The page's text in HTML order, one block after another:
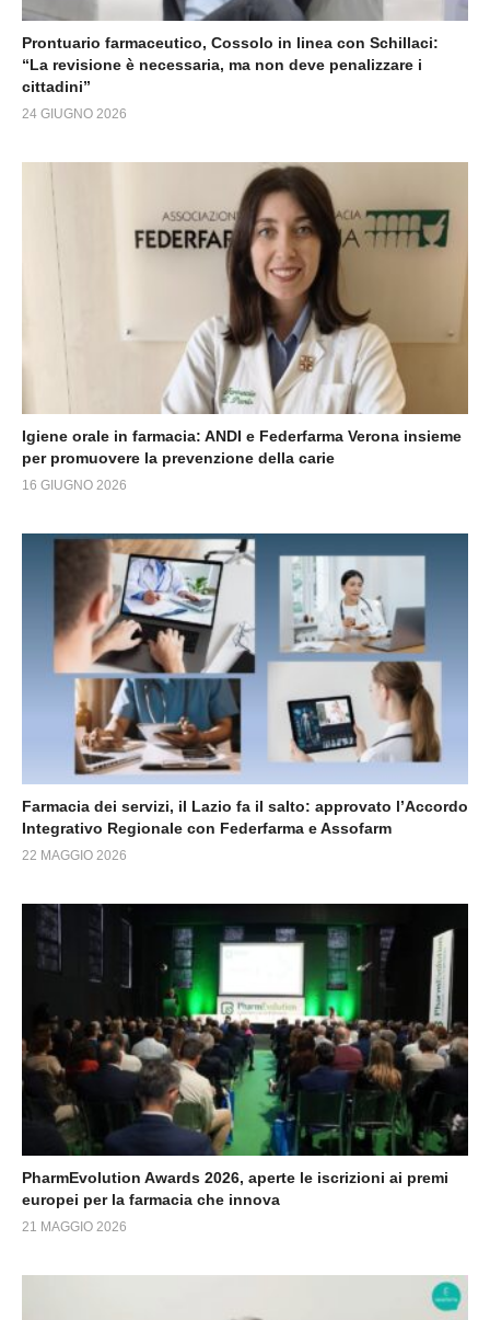
Prontuario farmaceutico, Cossolo in linea con Schillaci:
“La revisione è necessaria, ma non deve penalizzare i
cittadini”
24 GIUGNO 2026
Igiene orale in farmacia: ANDI e Federfarma Verona insieme
per promuovere la prevenzione della carie
16 GIUGNO 2026
Farmacia dei servizi, il Lazio fa il salto: approvato l’Accordo
Integrativo Regionale con Federfarma e Assofarm
22 MAGGIO 2026
PharmEvolution Awards 2026, aperte le iscrizioni ai premi
europei per la farmacia che innova
21 MAGGIO 2026